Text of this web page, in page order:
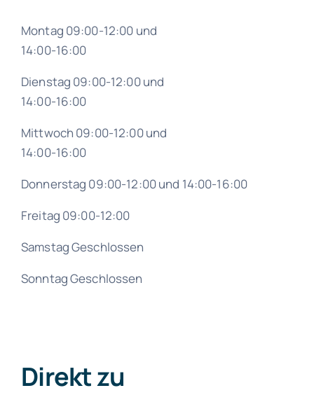
Montag 09:00-12:00 und
14:00-16:00
Dienstag 09:00-12:00 und
14:00-16:00
Mittwoch 09:00-12:00 und
14:00-16:00
Donnerstag 09:00-12:00 und 14:00-16:00
Freitag 09:00-12:00
Samstag Geschlossen
Sonntag Geschlossen
Direkt zu